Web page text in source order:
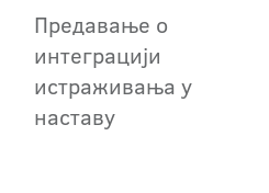
Предавање о
интеграцији
истраживања у
наставу